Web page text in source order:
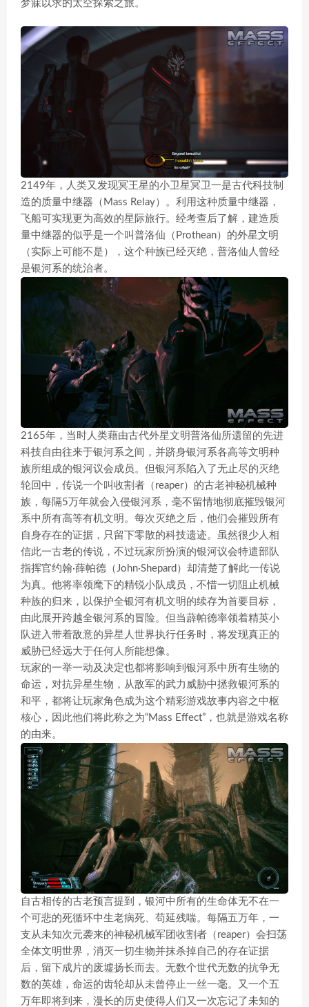
梦寐以求的太空探索之旅。
2149年，人类又发现冥王星的小卫星冥卫一是古代科技制
造的质量中继器（Mass Relay）。利用这种质量中继器，
飞船可实现更为高效的星际旅行。经考查后了解，建造质
量中继器的似乎是一个叫普洛仙（Prothean）的外星文明
（实际上可能不是），这个种族已经灭绝，普洛仙人曾经
是银河系的统治者。
2165年，当时人类藉由古代外星文明普洛仙所遗留的先进
科技自由往来于银河系之间，并跻身银河系各高等文明种
族所组成的银河议会成员。但银河系陷入了无止尽的灭绝
轮回中，传说一个叫收割者（reaper）的古老神秘机械种
族，每隔5万年就会入侵银河系，毫不留情地彻底摧毁银河
系中所有高等有机文明。每次灭绝之后，他们会摧毁所有
自身存在的证据，只留下零散的科技遗迹。虽然很少人相
信此一古老的传说，不过玩家所扮演的银河议会特遣部队
指挥官约翰·薛帕德（John·Shepard）却清楚了解此一传说
为真。他将率领麾下的精锐小队成员，不惜一切阻止机械
种族的归来，以保护全银河有机文明的续存为首要目标，
由此展开跨越全银河系的冒险。但当薜帕德率领着精英小
队进入带着敌意的异星人世界执行任务时，将发现真正的
威胁已经远大于任何人所能想像。
玩家的一举一动及决定也都将影响到银河系中所有生物的
命运，对抗异星生物，从敌军的武力威胁中拯救银河系的
和平，都将让玩家角色成为这个精彩游戏故事内容之中枢
核心，因此他们将此称之为“Mass Effect”，也就是游戏名称
的由来。
自古相传的古老预言提到，银河中所有的生命体无不在一
个可悲的死循环中生老病死、苟延残喘。每隔五万年，一
支从未知次元袭来的神秘机械军团收割者（reaper）会扫荡
全体文明世界，消灭一切生物并抹杀掉自己的存在证据
后，留下成片的废墟扬长而去。无数个世代无数的抗争无
数的英雄，命运的齿轮却从未曾停止一丝一毫。又一个五
万年即将到来，漫长的历史使得人们又一次忘记了未知的